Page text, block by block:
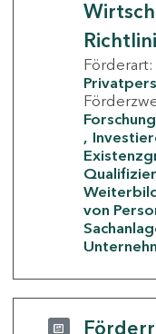
Förderart:
von